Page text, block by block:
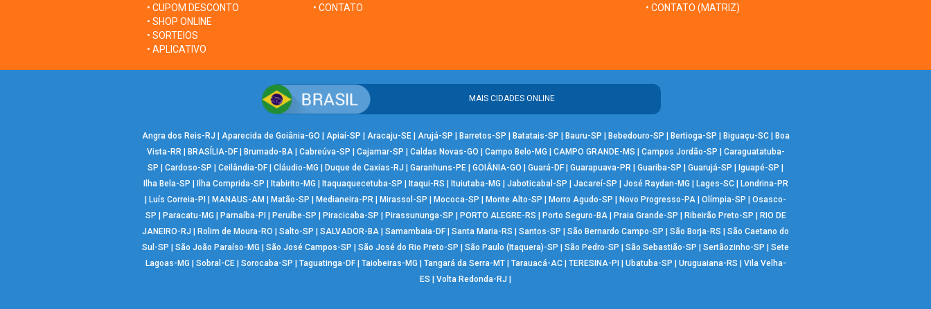
• CUPOM DESCONTO
• SHOP ONLINE
• SORTEIOS
• APLICATIVO
• CONTATO
• CONTATO (MATRIZ)
MAIS CIDADES ONLINE
Angra dos Reis-RJ | Aparecida de Goiânia-GO | Apiaí-SP | Aracaju-SE| Arujá-SP | Barretos-SP | Batatais-SP | Bauru-SP | Bebedouro-SP | Bertioga-SP | Biguaçu-SC| Boa
Vista-RR | BRASÍLIA-DF| Brumado-BA| Cabreúva-SP | Cajamar-SP | Caldas Novas-GO | Campo Belo-MG | CAMPO GRANDE-MS | Campos Jordão-SP | Caraguatatuba-
SP | Cardoso-SP | Ceilândia-DF | Cláudio-MG | Duque de Caxias-RJ | Garanhuns-PE | GOIÂNIA-GO | Guará-DF | Guarapuava-PR | Guariba-SP | Guarujá-SP | Iguapé-SP |
Ilha Bela-SP | Ilha Comprida-SP | Itabirito-MG | Itaquaquecetuba-SP | Itaqui-RS | Ituiutaba-MG | Jaboticabal-SP | Jacareí-SP | José Raydan-MG | Lages-SC| Londrina-PR
| Luís Correia-PI | MANAUS-AM | Matão-SP | Medianeira-PR | Mirassol-SP | Mococa-SP | Monte Alto-SP | Morro Agudo-SP | Novo Progresso-PA | Olímpia-SP | Osasco-
SP | Paracatu-MG | Parnaíba-PI | Peruíbe-SP | Piracicaba-SP | Pirassununga-SP | PORTO ALEGRE-RS | Porto Seguro-BA| Praia Grande-SP | Ribeirão Preto-SP | RIO DE
JANEIRO-RJ | Rolim de Moura-RO | Salto-SP | SALVADOR-BA | Samambaia-DF | Santa Maria-RS | Santos-SP | São Bernardo Campo-SP | São Borja-RS | São Caetano do
Sul-SP | São João Paraíso-MG | São José Campos-SP | São José do Rio Preto-SP | São Paulo (Itaquera)-SP | São Pedro-SP | São Sebastião-SP | Sertãozinho-SP | Sete
Lagoas-MG | Sobral-CE| Sorocaba-SP | Taguatinga-DF| Taiobeiras-MG | Tangará da Serra-MT| Tarauacá-AC| TERESINA-PI | Ubatuba-SP | Uruguaiana-RS | Vila Velha-
ES | Volta Redonda-RJ |